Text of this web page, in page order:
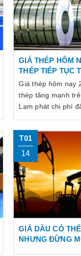
GIÁ THÉP HÔM
THÉP TIẾP TỤC
TRÊN SÀN GIAO
Giá thép hôm nay
thép tăng mạnh
Lạm phát chi phí
T01
14
GIÁ DẦU CÓ
NHƯNG ĐỪNG